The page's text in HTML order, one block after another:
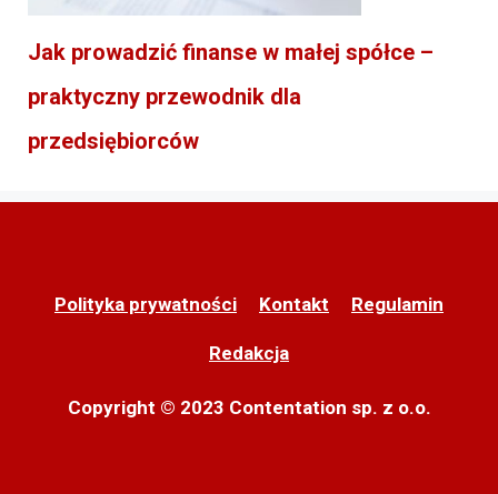
Jak prowadzić finanse w małej spółce –
praktyczny przewodnik dla
przedsiębiorców
Polityka prywatności Kontakt Regulamin
Redakcja
Copyright © 2023 Contentation sp. z o.o.